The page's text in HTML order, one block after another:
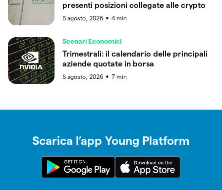
presenti posizioni collegate alle crypto
5 agosto, 2026 ● 4 min
Scenari Economici
Trimestrali: il calendario delle principali
aziende quotate in borsa
5 agosto, 2026 ● 7 min
Scarica l’app Young Platform